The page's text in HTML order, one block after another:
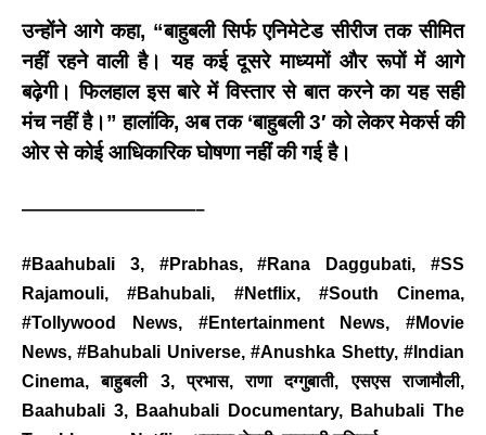
उन्होंने आगे कहा, “बाहुबली सिर्फ एनिमेटेड सीरीज तक सीमित
नहीं रहने वाली है। यह कई दूसरे माध्यमों और रूपों में आगे
बढ़ेगी। फिलहाल इस बारे में विस्तार से बात करने का यह सही
मंच नहीं है।”हालांकि, अब तक‘बाहुबली3′को लेकर मेकर्स की
ओर से कोई आधिकारिक घोषणा नहीं की गई है।
——————————–
#Baahubali 3, #Prabhas, #Rana Daggubati, #SS
Rajamouli, #Bahubali, #Netflix, #South Cinema,
#Tollywood News, #Entertainment News, #Movie
News, #Bahubali Universe, #Anushka Shetty, #Indian
Cinema, बाहुबली 3, प्रभास, राणा दग्गुबाती, एसएस राजामौली,
Baahubali 3, Baahubali Documentary, Bahubali The
BREAKING NEWS
छोटे उद्योगों, स्टार्टअप और
रोजगार बढ़ाने पर सहमति
<section class="text-token-
text-primary w-full
focus:outline-none has-data-
writing-block:pointer-events-